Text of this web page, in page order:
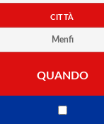
CITTÀ
Menfi
QUANDO